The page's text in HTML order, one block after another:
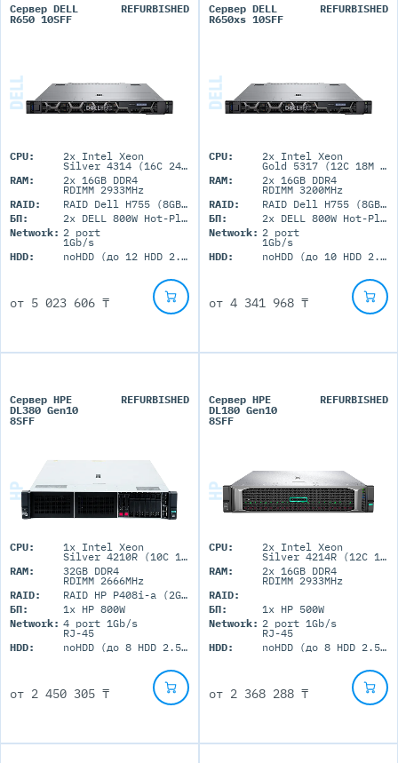
Сервер DELL
R650 10SFF
REFURBISHED
CPU: 2x Intel Xeon
Silver 4314 (16C 24M Cache 2.4GHz)
RAM:
2x 16GB DDR4
RDIMM 2933MHz
RAID:
RAID Dell H755 (8GB+BBU)
БП:
2x DELL 800W Hot-Plug
Network: 2 port
1Gb/s
HDD:
noHDD (до 12 HDD 2.5'' SFF)
от 5 023 606 ₸
Сервер DELL
R650xs 10SFF
REFURBISHED
CPU: 2x Intel Xeon
Gold 5317 (12C 18M Cache 3.0GHz)
RAM:
2x 16GB DDR4
RDIMM 3200MHz
RAID:
RAID Dell H755 (8GB+BBU)
БП:
2x DELL 800W Hot-Plug
Network: 2 port
1Gb/s
HDD:
noHDD (до 10 HDD 2.5'' SFF)
от4 341 968 ₸
Сервер HPE
DL380 Gen10
8SFF
REFURBISHED
CPU: 1x Intel Xeon
Silver 4210R (10C 13.75M Cache 2.40 GHz)
RAM:
32GB DDR4
RDIMM 2666MHz
RAID:
RAID HP P408i-a (2GB+FBWC)
БП:
1x HP 800W
Network: 4 port 1Gb/s
RJ-45
HDD:
noHDD (до 8 HDD 2.5'' SFF)
от 2 450 305 ₸
Сервер HPE
DL180 Gen10
8SFF
REFURBISHED
CPU: 2x Intel Xeon
Silver 4214R (12C 16.5M Cache 2.40 GHz)
RAM:
2x 16GB DDR4
RDIMM 2933MHz
RAID:
БП:
1x HP 500W
Network: 2 port 1Gb/s
RJ-45
HDD:
noHDD (до 8 HDD 2.5'' SFF)
от 2 368 288 ₸